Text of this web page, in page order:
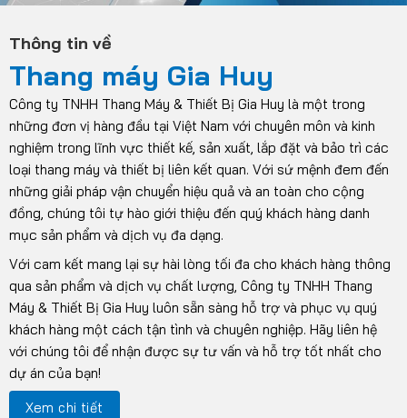
Thông tin về
Thang máy Gia Huy
Công ty TNHH Thang Máy & Thiết Bị Gia Huy là một trong
những đơn vị hàng đầu tại Việt Nam với chuyên môn và kinh
nghiệm trong lĩnh vực thiết kế, sản xuất, lắp đặt và bảo trì các
loại thang máy và thiết bị liên kết quan. Với sứ mệnh đem đến
những giải pháp vận chuyển hiệu quả và an toàn cho cộng
đồng, chúng tôi tự hào giới thiệu đến quý khách hàng danh
mục sản phẩm và dịch vụ đa dạng.
Với cam kết mang lại sự hài lòng tối đa cho khách hàng thông
qua sản phẩm và dịch vụ chất lượng, Công ty TNHH Thang
Máy & Thiết Bị Gia Huy luôn sẵn sàng hỗ trợ và phục vụ quý
khách hàng một cách tận tình và chuyên nghiệp. Hãy liên hệ
với chúng tôi để nhận được sự tư vấn và hỗ trợ tốt nhất cho
dự án của bạn!
Xem chi tiết